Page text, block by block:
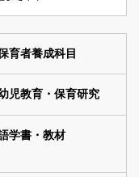
育者養成科目
児教育・保育研究
学書・教材